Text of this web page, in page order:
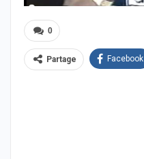
0
Partage Facebook